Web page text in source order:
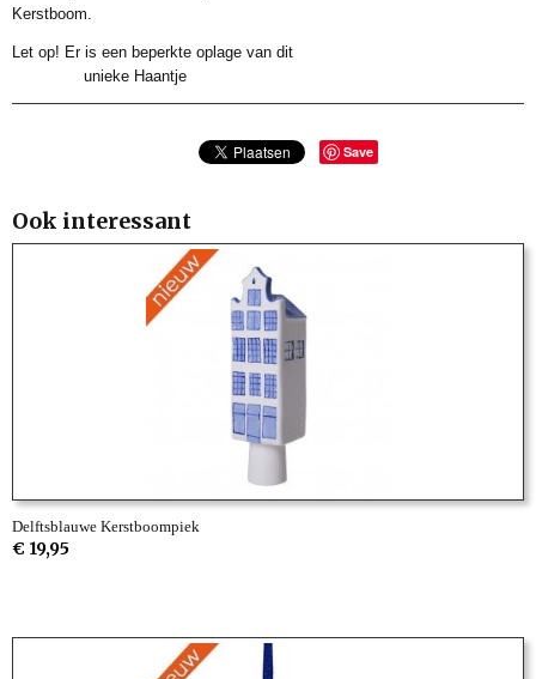
Kerstboom.
Let op! Er is een beperkte oplage van dit
unieke Haantje
Save
Ook interessant
Delftsblauwe Kerstboompiek
€ 19,95